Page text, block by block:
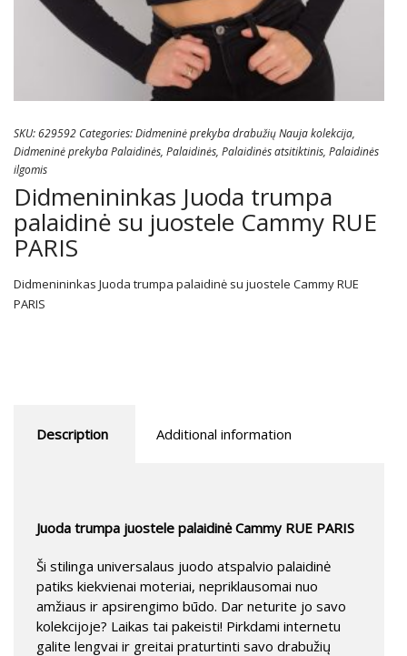
SKU:629592 Categories:Didmeninė prekyba drabužių Nauja kolekcija,
Didmeninė prekyba Palaidinės, Palaidinės, Palaidinės atsitiktinis, Palaidinės
ilgomis
Didmenininkas Juoda trumpa
palaidinė su juostele Cammy RUE
PARIS
Didmenininkas Juoda trumpa palaidinė su juostele Cammy RUE
PARIS
Description Additional information
Juoda trumpa juostele palaidinė Cammy RUE PARIS
Ši stilinga universalaus juodo atspalvio palaidinė
patiks kiekvienai moteriai, nepriklausomai nuo
amžiaus ir apsirengimo būdo. Dar neturite jo savo
kolekcijoje? Laikas tai pakeisti! Pirkdami internetu
galite lengvai ir greitai praturtinti savo drabužių